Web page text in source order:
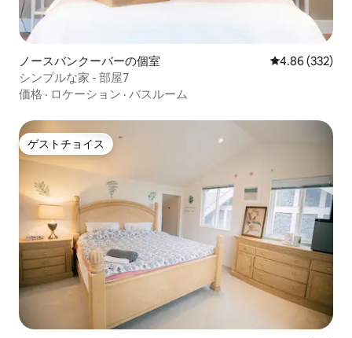
ノースバンクーバーの個室 レビュー332
4.86 (332)
シンプルな家 - 部屋7
価格 · ロケーション · バスルーム
ゲストチョイス
ゲストチョイス